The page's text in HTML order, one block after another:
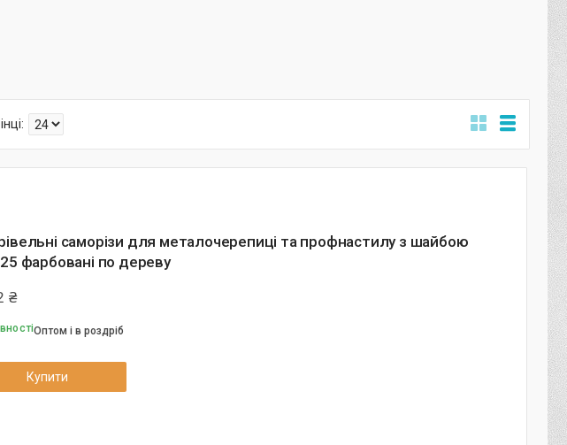
саморізи для металочерепиці та профнастилу з шайбою
фарбовані по дереву
₴
Оптом і в роздріб
Купити